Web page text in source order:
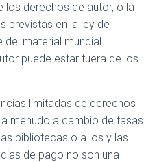
los derechos de autor, o la
previstas en la ley de
del material mundial
puede estar fuera de los
limitadas de derechos
menudo a cambio de tasas
bibliotecas o a los y las
de pago no son una